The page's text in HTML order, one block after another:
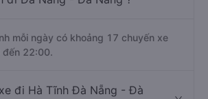
mỗi ngày có khoảng 17 chuyến xe
22:00.
đi Hà Tĩnh Đà Nẵng - Đà